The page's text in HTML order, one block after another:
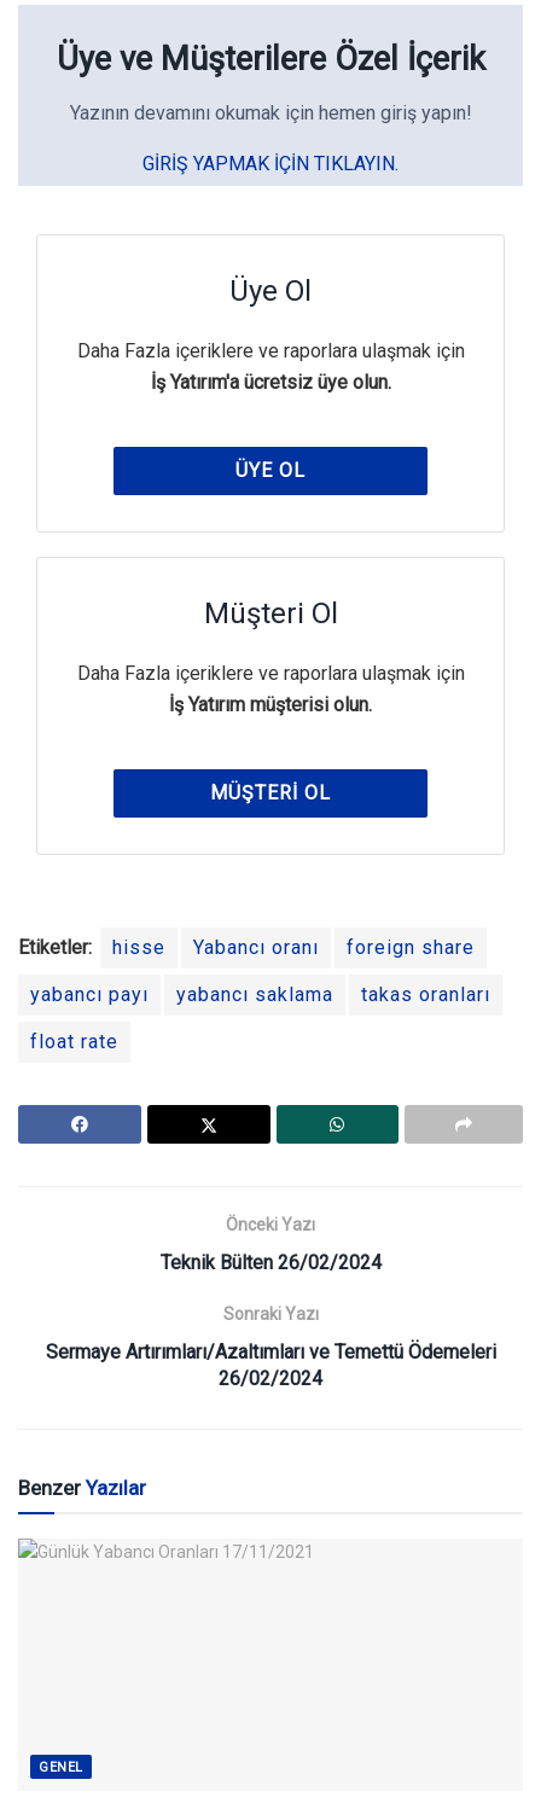
Üye ve Müşterilere Özel İçerik
Yazının devamını okumak için hemen giriş yapın!
GIRIŞ YAPMAK IÇIN TIKLAYIN.
Üye Ol
Daha Fazla içeriklere ve raporlara ulaşmak için
İş Yatırım'a ücretsiz üye olun.
ÜYE OL
Müşteri Ol
Daha Fazla içeriklere ve raporlara ulaşmak için
İş Yatırım müşterisi olun.
MÜŞTERI OL
Etiketler: hisse Yabancı oranı foreign share
yabancı payı yabancı saklama takas oranları
float rate
Önceki Yazı
Teknik Bülten 26/02/2024
Sonraki Yazı
Sermaye Artırımları/Azaltımları ve Temettü Ödemeleri
26/02/2024
BenzerYazılar
GENEL